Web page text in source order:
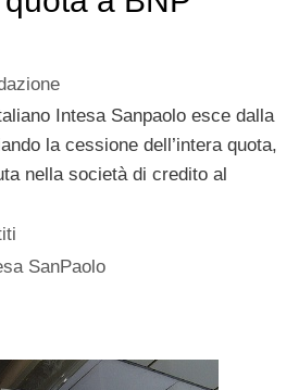
Intesa Sanpaolo esce dalla
la cessione dell’intera quota,
nella società di credito al
SanPaolo